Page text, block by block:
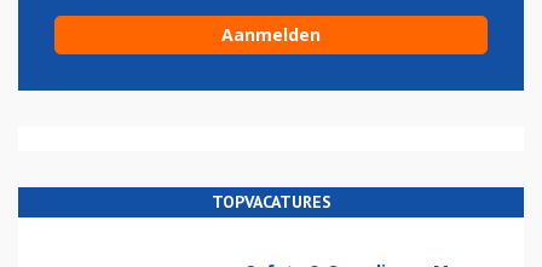
TOPVACATURES